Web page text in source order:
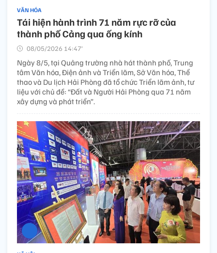
VĂN HÓA
Tái hiện hành trình 71 năm rực rỡ của
thành phố Cảng qua ống kính
08/05/2026 14:47’
Ngày 8/5, tại Quảng trường nhà hát thành phố, Trung
tâm Văn hóa, Điện ảnh và Triển lãm, Sở Văn hóa, Thể
thao và Du lịch Hải Phòng đã tổ chức Triển lãm ảnh, tư
liệu với chủ đề: “Đất và Người Hải Phòng qua 71 năm
xây dựng và phát triển”.